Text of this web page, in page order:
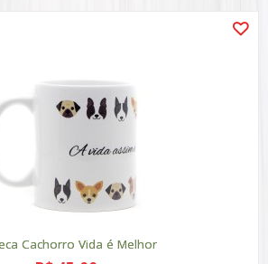
Cachorro Vida é Melhor